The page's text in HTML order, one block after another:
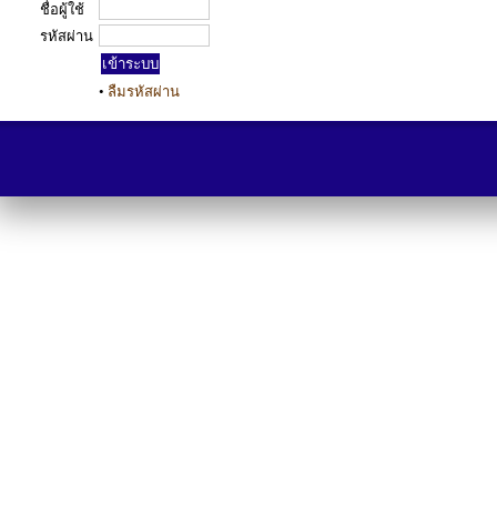
ชื่อผู้ใช้
รหัสผ่าน
• ลืมรหัสผ่าน